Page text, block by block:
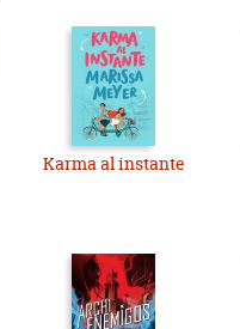
Karma al instante